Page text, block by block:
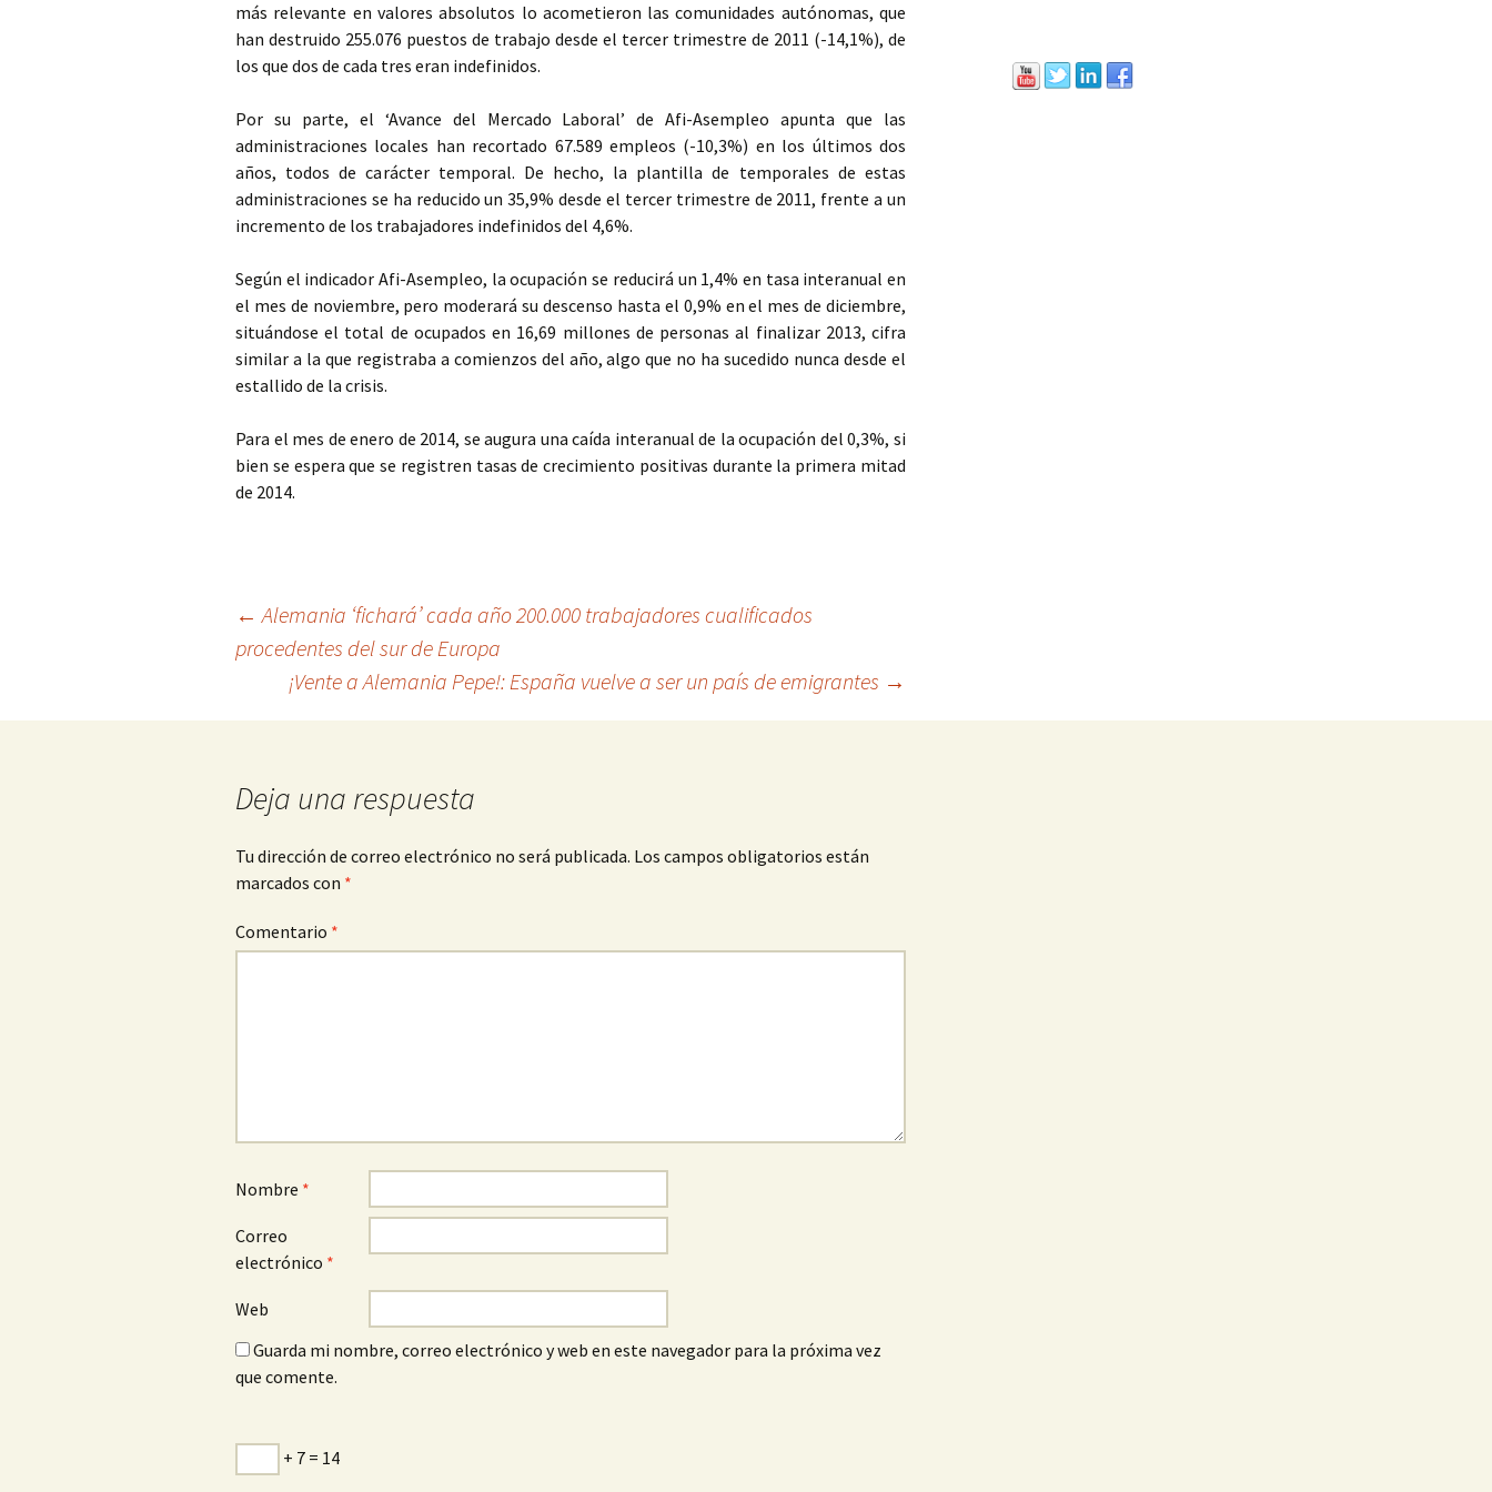
más relevante en valores absolutos lo acometieron las comunidades autónomas, que
han destruido 255.076 puestos de trabajo desde el tercer trimestre de 2011 (-14,1%), de
los que dos de cada tres eran indefinidos.
Por su parte, el ‘Avance del Mercado Laboral’ de Afi-Asempleo apunta que las
administraciones locales han recortado 67.589 empleos (-10,3%) en los últimos dos
años, todos de carácter temporal. De hecho, la plantilla de temporales de estas
administraciones se ha reducido un 35,9% desde el tercer trimestre de 2011, frente a un
incremento de los trabajadores indefinidos del 4,6%.
Según el indicador Afi-Asempleo, la ocupación se reducirá un 1,4% en tasa interanual en
el mes de noviembre, pero moderará su descenso hasta el 0,9% en el mes de diciembre,
situándose el total de ocupados en 16,69 millones de personas al finalizar 2013, cifra
similar a la que registraba a comienzos del año, algo que no ha sucedido nunca desde el
estallido de la crisis.
Para el mes de enero de 2014, se augura una caída interanual de la ocupación del 0,3%, si
bien se espera que se registren tasas de crecimiento positivas durante la primera mitad
de 2014.
entradas
← Alemania ‘fichará’ cada año 200.000 trabajadores cualificados
procedentes del sur de Europa
¡Vente a Alemania Pepe!: España vuelve a ser un país de emigrantes →
Deja una respuesta
Tu dirección de correo electrónico no será publicada. Los campos obligatorios están
marcados con *
Comentario *
Nombre *
Correo
electrónico *
Web
Guarda mi nombre, correo electrónico y web en este navegador para la próxima vez
que comente.
+ 7 = 14